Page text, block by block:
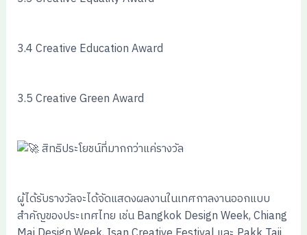
3.4 Creative Education Award
3.5 Creative Green Award
สิทธิประโยชน์ที่มากกว่าแค่รางวัล
ผู้ได้รับรางวัลจะได้จัดแสดงผลงานในเทศกาลงานออกแบบ
สำคัญของประเทศไทย เช่น Bangkok Design Week, Chiang